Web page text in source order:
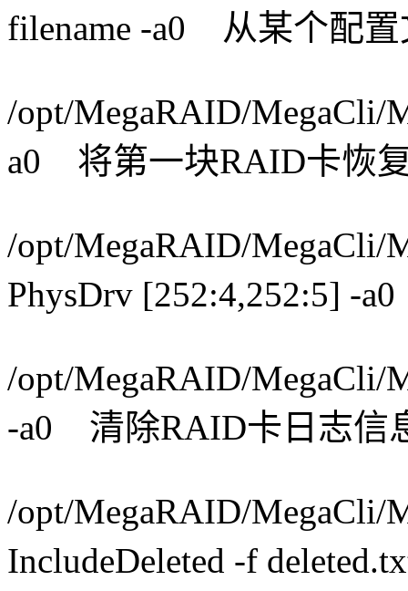
filename -a0 从某个配
/opt/MegaRAID/MegaCli/
a0 将第一块RAID卡恢
/opt/MegaRAID/MegaCli/
PhysDrv [252:4,252:5] -
/opt/MegaRAID/MegaCli/
-a0 清除RAID卡日志信
/opt/MegaRAID/MegaCli/
IncludeDeleted -f